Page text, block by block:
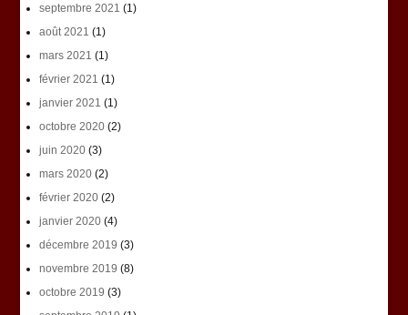
septembre 2021 (1)
août 2021 (1)
mars 2021 (1)
février 2021 (1)
janvier 2021 (1)
octobre 2020(2)
juin 2020(3)
mars 2020(2)
février 2020(2)
janvier 2020(4)
décembre 2019 (3)
novembre 2019 (8)
octobre 2019 (3)